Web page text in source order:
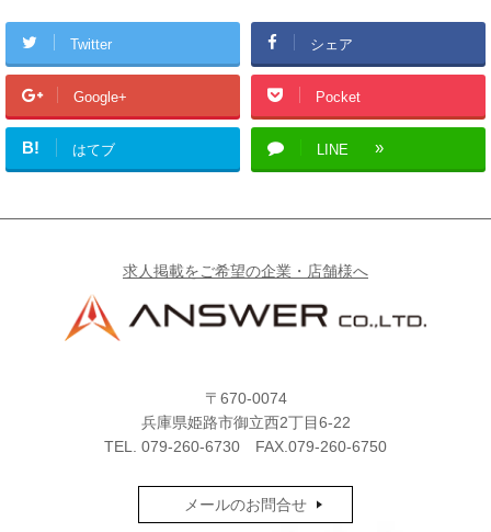
Twitter シェア
Google+ Pocket
B! はてブ LINE
求人掲載をご希望の企業・店舗様へ
〒670-0074
兵庫県姫路市御立西2丁目6-22
TEL. 079-260-6730 FAX.079-260-6750
メールのお問合せ